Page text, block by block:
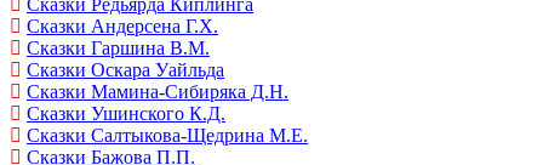
Сказки Редьярда Киплинга
Сказки Андерсена Г.Х.
Сказки Гаршина В.М.
Сказки Оскара Уайльда
Сказки Мамина-Сибиряка Д.Н.
Сказки Ушинского К.Д.
Сказки Салтыкова-Щедрина М.Е.
Сказки Бажова П.П.